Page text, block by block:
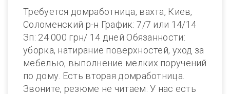
Требуется домработница, вахта, Киев,
Соломенский р-н График: 7/7 или 14/14
Зп: 24 000 грн/ 14 дней Обязанности:
уборка, натирание поверхностей, уход за
мебелью, выполнение мелких поручений
по дому. Есть вторая домработница.
Звоните, резюме не читаем. У нас есть